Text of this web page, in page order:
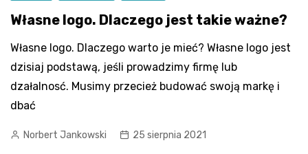
Własne logo. Dlaczego jest takie ważne?
Własne logo. Dlaczego warto je mieć? Własne logo jest
dzisiaj podstawą, jeśli prowadzimy firmę lub
dzałalnosć. Musimy przecież budować swoją markę i
dbać
Norbert Jankowski 25 sierpnia 2021